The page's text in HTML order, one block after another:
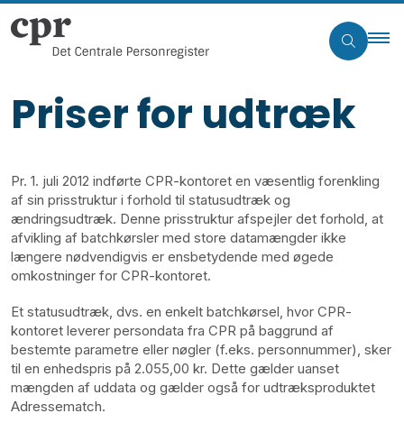
Priser for udtræk
Pr. 1. juli 2012 indførte CPR-kontoret en væsentlig forenkling
af sin prisstruktur i forhold til statusudtræk og
ændringsudtræk. Denne prisstruktur afspejler det forhold, at
afvikling af batchkørsler med store datamængder ikke
længere nødvendigvis er ensbetydende med øgede
omkostninger for CPR-kontoret.
Et statusudtræk, dvs. en enkelt batchkørsel, hvor CPR-
kontoret leverer persondata fra CPR på baggrund af
bestemte parametre eller nøgler (f.eks. personnummer), sker
til en enhedspris på 2.055,00 kr. Dette gælder uanset
mængden af uddata og gælder også for udtræksproduktet
Adressematch.